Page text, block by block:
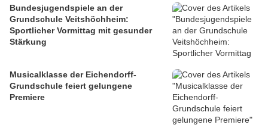
Bundesjugendspiele an der
Grundschule Veitshöchheim:
Sportlicher Vormittag mit gesunder
Stärkung
Musicalklasse der Eichendorff-
Grundschule feiert gelungene
Premiere